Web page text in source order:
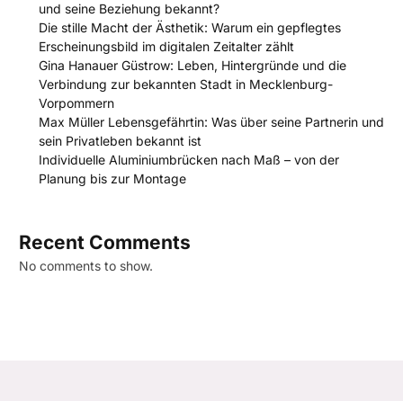
und seine Beziehung bekannt?
Die stille Macht der Ästhetik: Warum ein gepflegtes
Erscheinungsbild im digitalen Zeitalter zählt
Gina Hanauer Güstrow: Leben, Hintergründe und die
Verbindung zur bekannten Stadt in Mecklenburg-
Vorpommern
Max Müller Lebensgefährtin: Was über seine Partnerin und
sein Privatleben bekannt ist
Individuelle Aluminiumbrücken nach Maß – von der
Planung bis zur Montage
Recent Comments
No comments to show.